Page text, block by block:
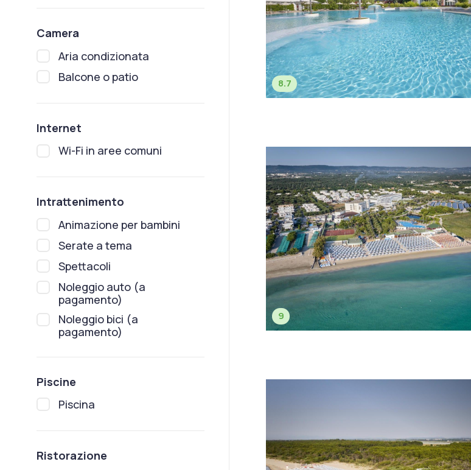
8.7
9
Camera
Aria condizionata
Balcone o patio
Internet
Wi-Fi in aree comuni
Intrattenimento
Animazione per bambini
Serate a tema
Spettacoli
Noleggio auto (a
pagamento)
Noleggio bici (a
pagamento)
Piscine
Piscina
Ristorazione